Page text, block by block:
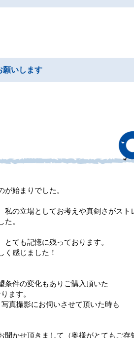
願いします
始まりでした。
私の立場としてお考えや真剣さがスト
。
ても記憶に残っております。
く感じました！
条件の変化もありご購入頂いた
ます。
真撮影にお伺いさせて頂いた時も
聞かせ頂きまして（奥様がとてもご存